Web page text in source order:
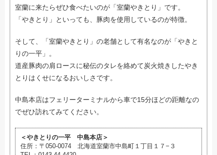
室蘭に来たらぜひ食べたいのが「室蘭やきとり」です。
「やきとり」といっても、豚肉を使用しているのが特徴。
そして、「室蘭やきとり」の老舗として有名なのが「やきと
りの一平」。
道産豚肉の肩ロースに秘伝のタレを絡めて炭火焼きしたやき
とりはくせになるおいしさです。
中島本店はフェリーターミナルから車で15分ほどの距離なの
でぜひ訪れてみてください。
＜やきとりの一平 中島本店＞
住所： 〒050-0074 北海道室蘭市中島町１丁目１７−３